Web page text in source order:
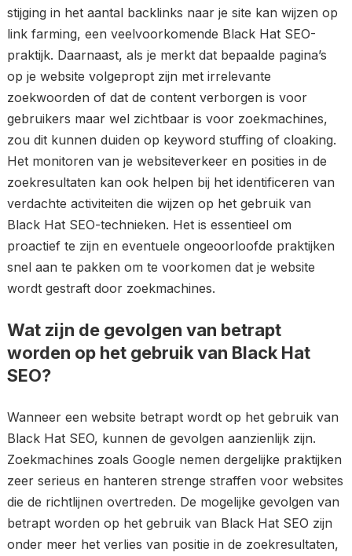
stijging in het aantal backlinks naar je site kan wijzen op
link farming, een veelvoorkomende Black Hat SEO-
praktijk. Daarnaast, als je merkt dat bepaalde pagina’s
op je website volgepropt zijn met irrelevante
zoekwoorden of dat de content verborgen is voor
gebruikers maar wel zichtbaar is voor zoekmachines,
zou dit kunnen duiden op keyword stuffing of cloaking.
Het monitoren van je websiteverkeer en posities in de
zoekresultaten kan ook helpen bij het identificeren van
verdachte activiteiten die wijzen op het gebruik van
Black Hat SEO-technieken. Het is essentieel om
proactief te zijn en eventuele ongeoorloofde praktijken
snel aan te pakken om te voorkomen dat je website
wordt gestraft door zoekmachines.
Wat zijn de gevolgen van betrapt
worden op het gebruik van Black Hat
SEO?
Wanneer een website betrapt wordt op het gebruik van
Black Hat SEO, kunnen de gevolgen aanzienlijk zijn.
Zoekmachines zoals Google nemen dergelijke praktijken
zeer serieus en hanteren strenge straffen voor websites
die de richtlijnen overtreden. De mogelijke gevolgen van
betrapt worden op het gebruik van Black Hat SEO zijn
onder meer het verlies van positie in de zoekresultaten,